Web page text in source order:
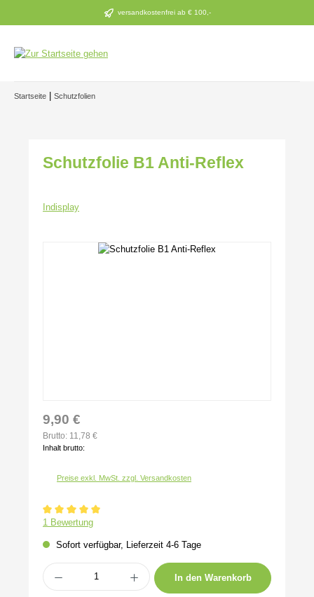
Zum Hauptinhalt springen versandkostenfrei ab € 100,-
Startseite Schutzfolien
Schutzfolie B1 Anti-Reflex
Indisplay
Bildergalerie überspringen
9,90 €
Brutto: 11,78 €
Inhalt brutto:
Preise exkl. MwSt. zzgl. Versandkosten
Durchschnittliche Bewertung von 5 von 5 Sternen
1 Bewertung
Sofort verfügbar, Lieferzeit 4-6 Tage
Produkt Anzahl: Gib den gewünschten Wert ein oder benutze die Schaltflächen
In den Warenkorb